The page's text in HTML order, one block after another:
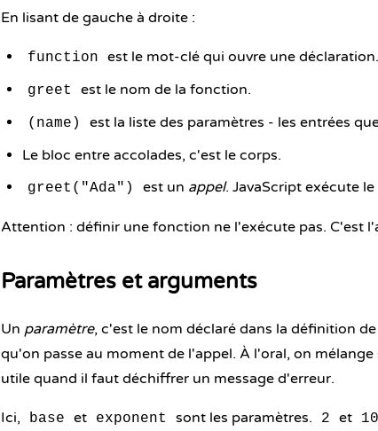
En lisant de gauche à droite :
function est le mot-clé qui ouvre une déclaration.
greet est le nom de la fonction.
(name)
est la liste des paramètres - les entrées
Le bloc entre accolades, c'est le corps.
greet("Ada") est un appel. JavaScript exécute
Attention : définir une fonction ne l'exécute pas. C'est
Paramètres et arguments
Un paramètre, c'est le nom déclaré dans la définition
qu'on passe au moment de l'appel. À l'oral, on
utile quand il faut déchiffrer un message d'erreur.
Ici, base et exponent sont les paramètres. 2 et 10